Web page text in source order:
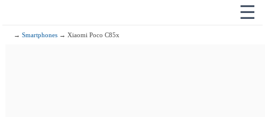
☰
→Smartphones → Xiaomi Poco C85x